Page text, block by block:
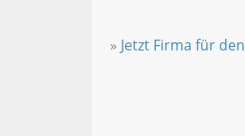
» Jetzt Firma für